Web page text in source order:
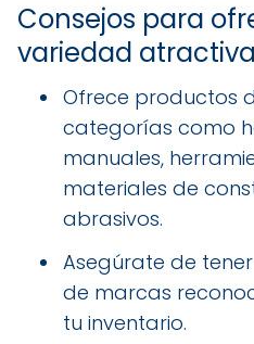
Consejos para
variedad atractiva
Ofrece productos
categorías como
manuales,
materiales de
abrasivos.
Asegúrate de
de marcas
tu inventario.